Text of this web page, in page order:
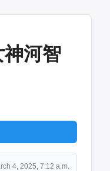
河智
4, 2025, 7:12 a.m.